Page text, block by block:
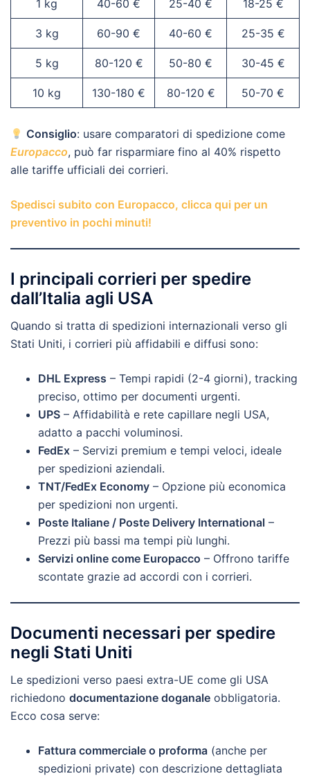
1 kg 40-60 € 25-40 € 18-25 €
3 kg 60-90 € 40-60 € 25-35 €
5 kg 80-120 € 50-80 € 30-45 €
10 kg 130-180 € 80-120 € 50-70 €
Consiglio: usare comparatori di spedizione come
Europacco, può far risparmiare fino al 40% rispetto
alle tariffe ufficiali dei corrieri.
Spedisci subito con Europacco, clicca qui per un
preventivo in pochi minuti!
I principali corrieri per spedire
dall’Italia agli USA
Quando si tratta di spedizioni internazionali verso gli
Stati Uniti, i corrieri più affidabili e diffusi sono:
DHL Express – Tempi rapidi (2-4 giorni), tracking
preciso, ottimo per documenti urgenti.
UPS – Affidabilità e rete capillare negli USA,
adatto a pacchi voluminosi.
FedEx – Servizi premium e tempi veloci, ideale
per spedizioni aziendali.
TNT/FedEx Economy – Opzione più economica
per spedizioni non urgenti.
Poste Italiane / Poste Delivery International –
Prezzi più bassi ma tempi più lunghi.
Servizi online come Europacco – Offrono tariffe
scontate grazie ad accordi con i corrieri.
Documenti necessari per spedire
negli Stati Uniti
Le spedizioni verso paesi extra-UE come gli USA
richiedono documentazione doganale obbligatoria.
Ecco cosa serve:
Fattura commerciale o proforma (anche per
spedizioni private) con descrizione dettagliata